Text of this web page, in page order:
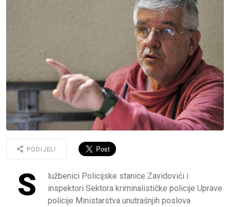
PODIJELI
S
lužbenici Policijske stanice Zavidovići i
inspektori Sektora kriminalističke policije Uprave
policije Ministarstva unutrašnjih poslova